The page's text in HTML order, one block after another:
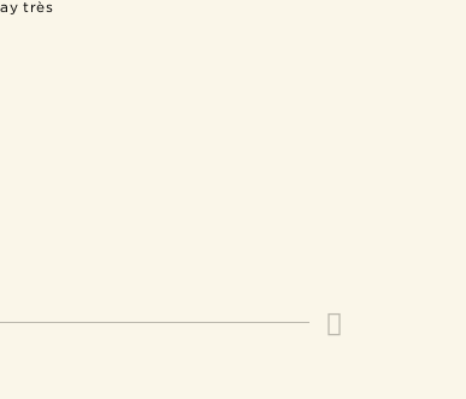
très